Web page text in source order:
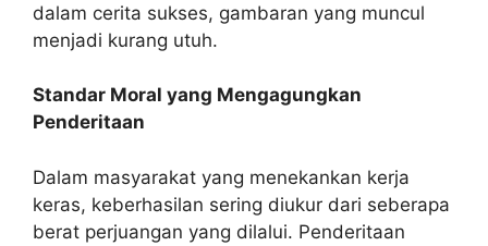
dalam cerita sukses, gambaran yang muncul
menjadi kurang utuh.
Standar Moral yang Mengagungkan
Penderitaan
Dalam masyarakat yang menekankan kerja
keras, keberhasilan sering diukur dari seberapa
berat perjuangan yang dilalui. Penderitaan